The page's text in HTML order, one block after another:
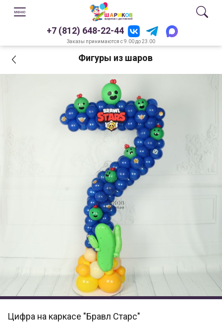
+7 (812) 648-22-44
Заказы принимаются с 9.00 до 23.00
Фигуры из шаров
Цифра на каркасе "Бравл Старс"